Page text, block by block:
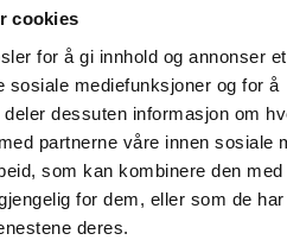
cookies
for å gi innhold og annonser et
sosiale mediefunksjoner og for å
dessuten informasjon om
partnerne våre innen sosiale
som kan kombinere den med
for dem, eller som de
deres.